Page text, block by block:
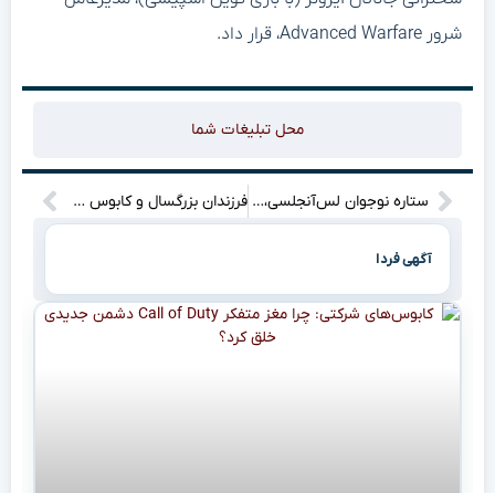
شرور Advanced Warfare، قرار داد.
محل تبلیغات شما
ستاره نوجوان لس‌آنجلسی، ژیزل تامپسون، قرارداد جدید بست! فرزندان بزرگسال و کابوس کمال‌گرایی
آگهی فردا